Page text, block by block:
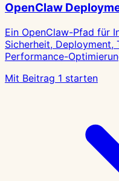
OpenClaw
Ein OpenClaw-Pfad für
Sicherheit, Deployment,
Performance-
Mit Beitrag 1 starten